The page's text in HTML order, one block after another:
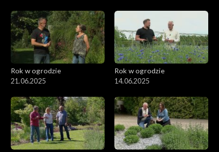
Rok w ogrodzie
21.06.2025
Rok w ogrodzie
14.06.2025